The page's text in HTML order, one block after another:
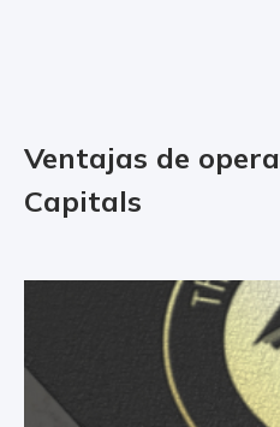
Ventajas de
Capitals